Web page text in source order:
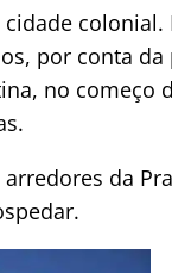
por conta
no começo
da